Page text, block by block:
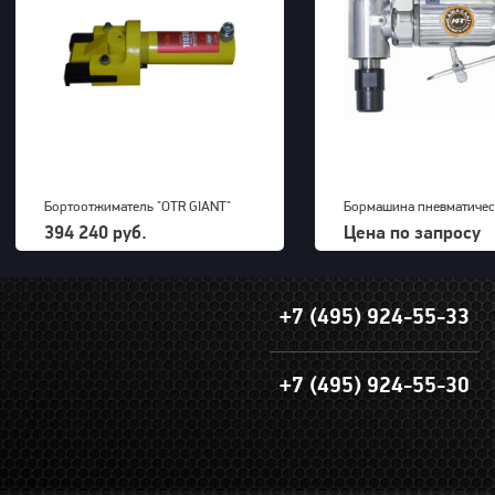
Бортоотжиматель "OTR GIANT"
(39-63") для 5-ти составных
дисков 700bar, 23,5kg
394 240 руб.
Бормашина
Kawasaki KPT-26DGBS
Цена по запросу
+7 (495) 924-55-33
+7 (495) 924-55-30